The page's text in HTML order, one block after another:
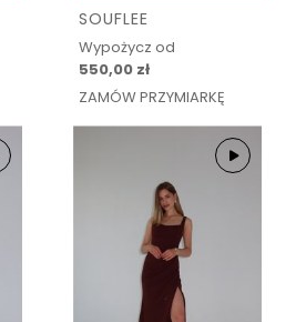
SOUFLEE
Wypożycz od
550,00 zł
ZAMÓW PRZYMIARKĘ